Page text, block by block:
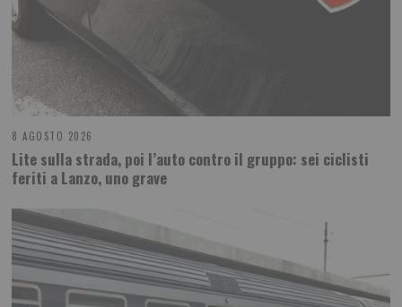
8 AGOSTO 2026
Lite sulla strada, poi l’auto contro il gruppo: sei ciclisti
feriti a Lanzo, uno grave